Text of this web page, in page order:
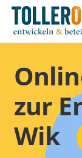
zur
Wik